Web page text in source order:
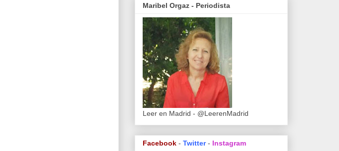
Maribel Orgaz - Periodista
Leer en Madrid - @LeerenMadrid
Facebook - Twitter - Instagram